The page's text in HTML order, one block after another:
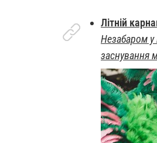
Літній
Незабаром у
заснування